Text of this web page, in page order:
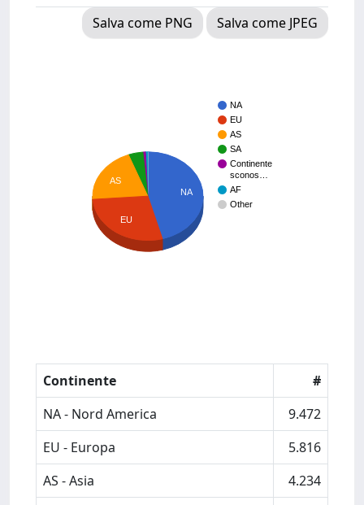
Salva come PNG
Salva come JPEG
NA
EU
AS
SA
Continente
sconos…
AF
Other
NA
AS
EU
Continente
#
NA - Nord America
9.472
EU - Europa
5.816
AS - Asia
4.234